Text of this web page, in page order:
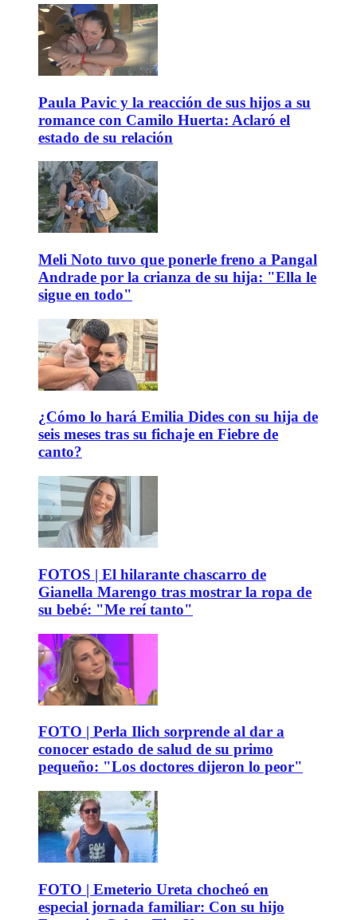
Paula Pavic y la reacción de sus hijos a su
romance con Camilo Huerta: Aclaró el
estado de su relación
Meli Noto tuvo que ponerle freno a Pangal
Andrade por la crianza de su hija: "Ella le
sigue en todo"
¿Cómo lo hará Emilia Dides con su hija de
seis meses tras su fichaje en Fiebre de
canto?
FOTOS | El hilarante chascarro de
Gianella Marengo tras mostrar la ropa de
su bebé: "Me reí tanto"
FOTO | Perla Ilich sorprende al dar a
conocer estado de salud de su primo
pequeño: "Los doctores dijeron lo peor"
FOTO | Emeterio Ureta chocheó en
especial jornada familiar: Con su hijo